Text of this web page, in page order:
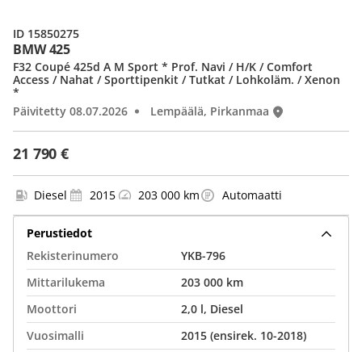
BMW 425
21 790 €
F32 Coupé 425d A M Sport * Prof. Navi / H/K / Comfort
Access / Nahat / Sporttipenkit / Tutkat / Lohkoläm. / Xenon
*
Päivitetty 08.07.2026
Lempäälä, Pirkanmaa
ID 15850275
Diesel 2015 203 000 km Automaatti
Perustiedot
Rekisterinumero
YKB-796
Mittarilukema
203 000 km
Moottori
2,0 l, Diesel
Vuosimalli
2015 (ensirek. 10-2018)